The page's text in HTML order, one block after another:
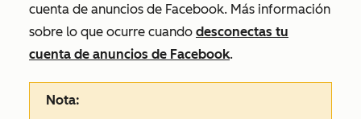
cuenta de anuncios de Facebook. Más información
sobre lo que ocurre cuando desconectas tu
cuenta de anuncios de Facebook.
Nota: